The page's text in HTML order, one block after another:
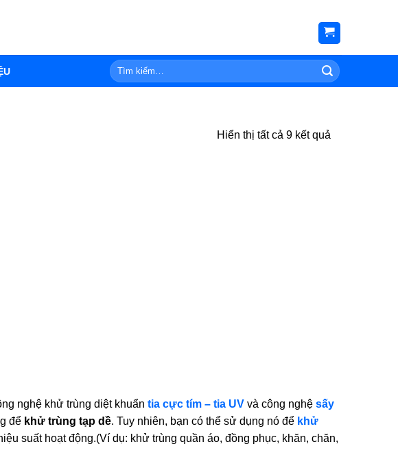
Tìm
kiếm:
Hiển thị tất cả 9 kết quả
nghệ khử trùng diệt khuẩn tia cực tím – tia UV và công nghệ sấy
để khử trùng tạp dề. Tuy nhiên, bạn có thể sử dụng nó để khử
suất hoạt động.(Ví dụ: khử trùng quần áo, đồng phục, khăn, chăn,